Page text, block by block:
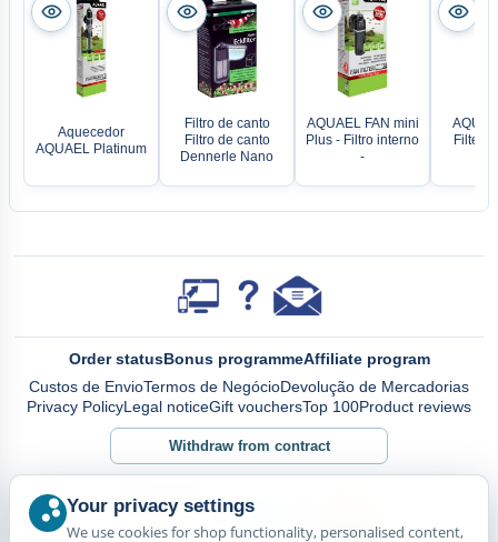
Aquecedor
AQUAEL Platinum
Filtro de canto
Filtro de canto
Dennerle Nano
AQUAEL FAN mini
Plus - Filtro interno
-
Filter
Order statusBonus programmeAffiliate program
Custos de EnvioTermos de NegócioDevolução de Mercadorias
Privacy PolicyLegal noticeGift vouchersTop 100Product reviews
Withdraw from contract
Your privacy settings
We use cookies for shop functionality, personalised content,